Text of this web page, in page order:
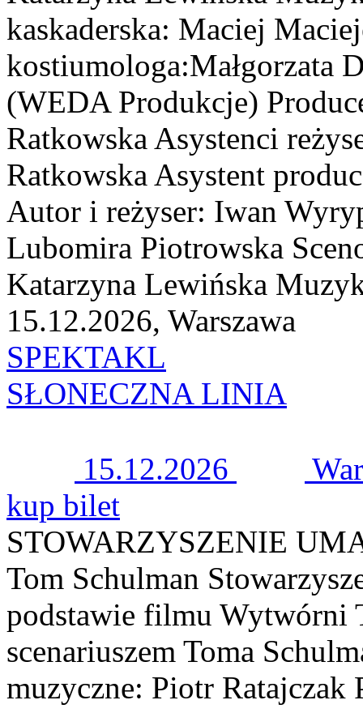
kaskaderska: Maciej
kostiumologa:Małgorzata
(WEDA Produkcje)
Ratkowska Asystenci
Ratkowska Asystent
Autor i reżyser: Iwan
Lubomira Piotrowska
Katarzyna Lewińska
15.12.2026, Warszawa
SPEKTAKL
SŁONECZNA LINIA
15.12.2026
kup bilet
STOWARZYSZENIE
Tom Schulman
podstawie filmu Wytwórni
scenariuszem Toma
muzyczne: Piotr Ratajczak